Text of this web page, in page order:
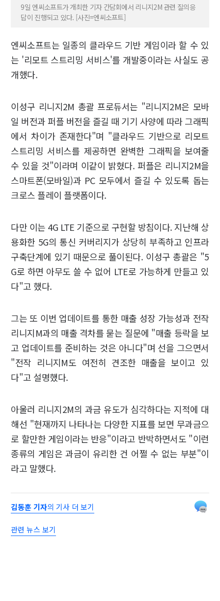
9일 엔씨소프트가 개최한 기자 간담회에서 리니지2M 관련 질의응
답이 진행되고 있다. [사진=엔씨소프트]
엔씨소프트는 일종의 클라우드 기반 게임이라 할 수 있
는 '리모트 스트리밍 서비스'를 개발중이라는 사실도 공
개했다.
이성구 리니지2M 총괄 프로듀서는 "리니지2M은 모바
일 버전과 퍼플 버전을 즐길 때 기기 사양에 따라 그래픽
에서 차이가 존재한다"며 "클라우드 기반으로 리모트
스트리밍 서비스를 제공하면 완벽한 그래픽을 보여줄
수 있을 것"이라며 이같이 밝혔다. 퍼플은 리니지2M을
스마트폰(모바일)과 PC 모두에서 즐길 수 있도록 돕는
크로스 플레이 플랫폼이다.
다만 이는 4G LTE 기준으로 구현할 방침이다. 지난해 상
용화한 5G의 통신 커버리지가 상당히 부족하고 인프라
구축단계에 있기 때문으로 풀이된다. 이성구 총괄은 "5
G로 하면 아무도 쓸 수 없어 LTE로 가능하게 만들고 있
다"고 했다.
그는 또 이번 업데이트를 통한 매출 성장 가능성과 전작
리니지M과의 매출 격차를 묻는 질문에 "매출 등락을 보
고 업데이트를 준비하는 것은 아니다"며 선을 그으면서
"전작 리니지M도 여전히 견조한 매출을 보이고 있
다"고 설명했다.
아울러 리니지2M의 과금 유도가 심각하다는 지적에 대
해선 "현재까지 나타나는 다양한 지표를 보면 무과금으
로 할만한 게임이라는 반응"이라고 반박하면서도 "이런
종류의 게임은 과금이 유리한 건 어쩔 수 없는 부분"이
라고 말했다.
김동훈 기자의 기사 더 보기
관련 뉴스 보기